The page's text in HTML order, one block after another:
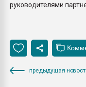
руководителями
предыдущая